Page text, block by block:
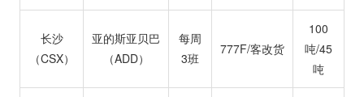
长沙
（CSX）
亚的斯亚贝巴
（ADD）
每周
3班
777F/客改货
100
吨/45
吨